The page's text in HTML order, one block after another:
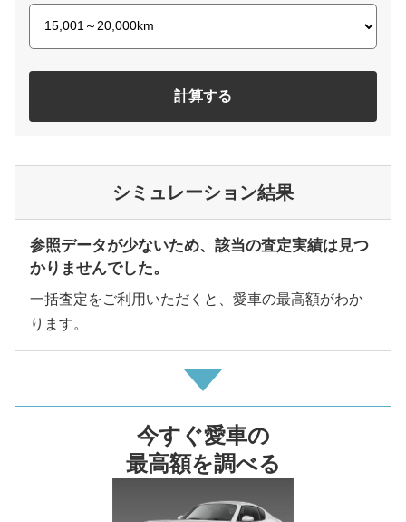
計算する
シミュレーション結果
参照データが少ないため、該当の査定実績は見つ
かりませんでした。
一括査定をご利用いただくと、愛車の最高額がわか
ります。
今すぐ愛車の
最高額を調べる